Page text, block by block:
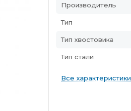
Производитель
Тип
Тип хвостовика
Тип стали
Все характеристики